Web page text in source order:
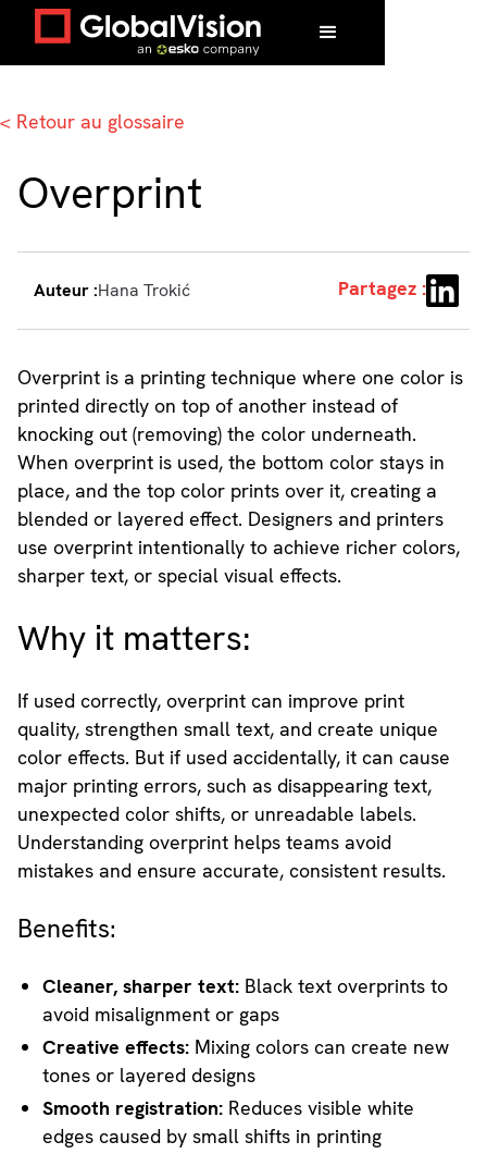
Accueil /Glossaire Overprint
< Retour au glossaire
Overprint
Auteur :Hana Trokić Partagez :
Overprint is a printing technique where one color is
printed directly on top of another instead of
knocking out (removing) the color underneath.
When overprint is used, the bottom color stays in
place, and the top color prints over it, creating a
blended or layered effect. Designers and printers
use overprint intentionally to achieve richer colors,
sharper text, or special visual effects.
Why it matters:
If used correctly, overprint can improve print
quality, strengthen small text, and create unique
color effects. But if used accidentally, it can cause
major printing errors, such as disappearing text,
unexpected color shifts, or unreadable labels.
Understanding overprint helps teams avoid
mistakes and ensure accurate, consistent results.
Benefits:
Cleaner, sharper text: Black text overprints to
avoid misalignment or gaps
Creative effects: Mixing colors can create new
tones or layered designs
Smooth registration: Reduces visible white
edges caused by small shifts in printing